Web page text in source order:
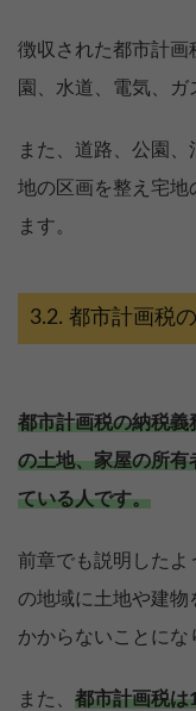
徴収された都市計画
園、水道、電気、ガ
また、道路、公園
地の区画を整え宅地
ます。
都市計画税
都市計画税の納税義
の土地、家屋の所有
ている人です。
前章でも説明したよ
の地域に土地や建物
かからないことにな
また、 都市計画税は